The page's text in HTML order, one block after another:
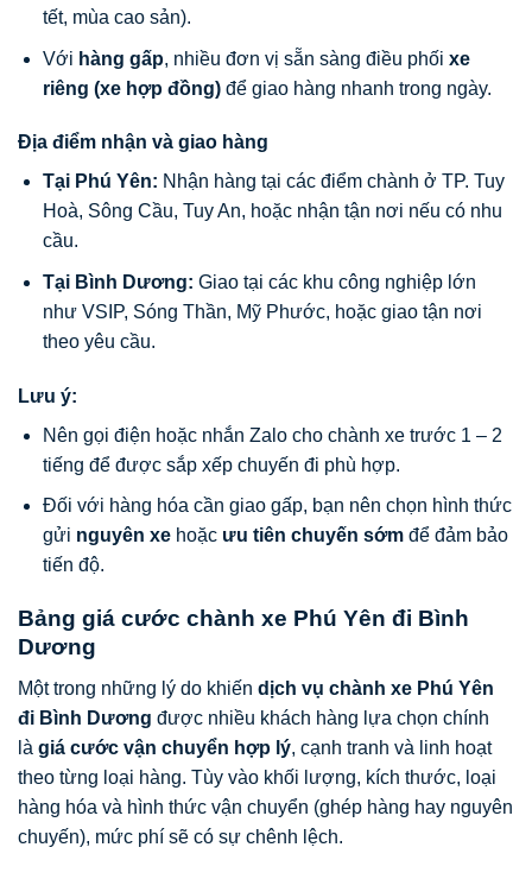
tết, mùa cao sản).
Với hàng gấp, nhiều đơn vị sẵn sàng điều phối xe
riêng (xe hợp đồng)để giao hàng nhanh trong ngày.
Địa điểm nhận và giao hàng
Tại Phú Yên: Nhận hàng tại các điểm chành ở TP. Tuy
Hoà, Sông Cầu, Tuy An, hoặc nhận tận nơi nếu có nhu
cầu.
Tại Bình Dương: Giao tại các khu công nghiệp lớn
như VSIP, Sóng Thần, Mỹ Phước, hoặc giao tận nơi
theo yêu cầu.
Lưu ý:
Nên gọi điện hoặc nhắn Zalo cho chành xe trước 1 – 2
tiếng để được sắp xếp chuyến đi phù hợp.
Đối với hàng hóa cần giao gấp, bạn nên chọn hình thức
gửi nguyên xehoặc ưu tiên chuyến sớmđể đảm bảo
tiến độ.
Bảng giá cước chành xe Phú Yên đi Bình
Dương
Một trong những lý do khiến dịch vụ chành xe Phú Yên
đi Bình Dương được nhiều khách hàng lựa chọn chính
là giá cước vận chuyển hợp lý, cạnh tranh và linh hoạt
theo từng loại hàng. Tùy vào khối lượng, kích thước, loại
hàng hóa và hình thức vận chuyển (ghép hàng hay nguyên
chuyến), mức phí sẽ có sự chênh lệch.